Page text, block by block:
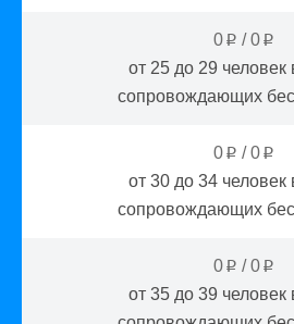
0 p /0 p
от 25 до 29 человек
сопровождающих
0 p /0 p
от 30 до 34 человек
сопровождающих
0 p /0 p
от 35 до 39 человек